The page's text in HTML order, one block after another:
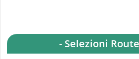
- Selezioni